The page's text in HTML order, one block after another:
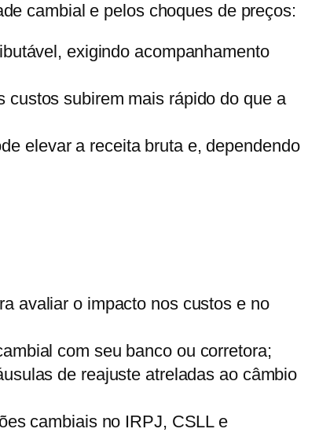
cambial e pelos choques de preços:
exigindo acompanhamento
custos subirem mais rápido do que a
elevar a receita bruta e, dependendo
avaliar o impacto nos custos e no
com seu banco ou corretora;
de reajuste atreladas ao câmbio
cambiais no IRPJ, CSLL e